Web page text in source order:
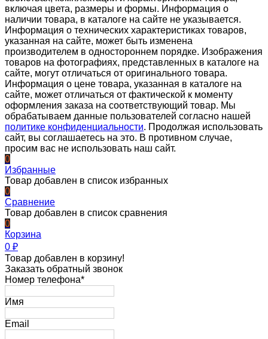
включая цвета, размеры и формы. Информация о
наличии товара, в каталоге на сайте не указывается.
Информация о технических характеристиках товаров,
указанная на сайте, может быть изменена
производителем в одностороннем порядке. Изображения
товаров на фотографиях, представленных в каталоге на
сайте, могут отличаться от оригинального товара.
Информация о цене товара, указанная в каталоге на
сайте, может отличаться от фактической к моменту
оформления заказа на соответствующий товар. Мы
обрабатываем данные пользователей согласно нашей
политике конфиденциальности. Продолжая использовать
сайт, вы соглашаетесь на это. В противном случае,
просим вас не использовать наш сайт.
0
Избранные
Товар добавлен в список избранных
0
Сравнение
Товар добавлен в список сравнения
0
Корзина
0 ₽
Товар добавлен в корзину!
Заказать обратный звонок
Номер телефона*
Имя
Email